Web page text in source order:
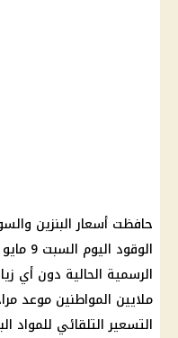
حافظت أسعار البنزين
الرسمية الحالية دون أي
ملايين المواطنين موعد
التسعير التلقائي للمواد